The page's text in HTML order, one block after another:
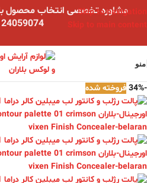
Skip to navigation
Skip to main content
مشاوره تخصصی انتخاب محصول
منو
-34% فروخته شده